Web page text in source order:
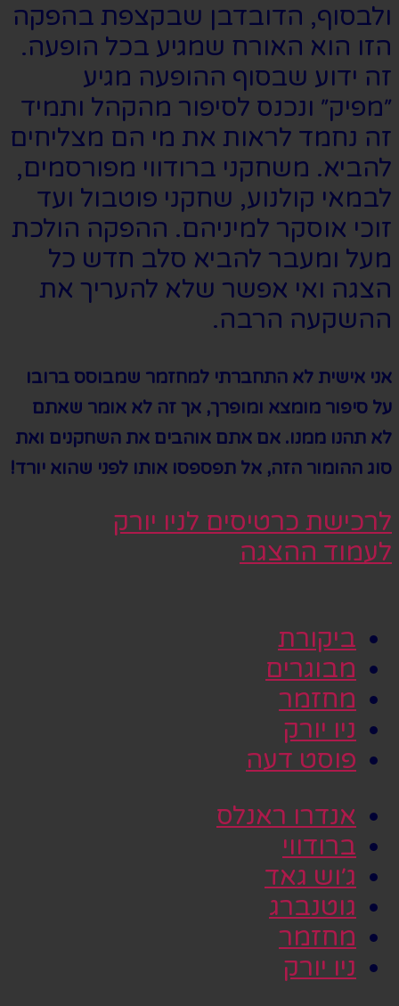
ולבסוף, הדובדבן שבקצפת בהפקה
הזו הוא האורח שמגיע בכל הופעה.
זה ידוע שבסוף ההופעה מגיע
״מפיק״ ונכנס לסיפור מהקהל ותמיד
זה נחמד לראות את מי הם מצליחים
להביא. משחקני ברודווי מפורסמים,
לבמאי קולנוע, שחקני פוטבול ועד
זוכי אוסקר למיניהם. ההפקה הולכת
מעל ומעבר להביא סלב חדש כל
הצגה ואי אפשר שלא להעריך את
ההשקעה הרבה.
אני אישית לא התחברתי למחזמר שמבוסס ברובו
על סיפור מומצא ומופרך, אך זה לא אומר שאתם
לא תהנו ממנו. אם אתם אוהבים את השחקנים ואת
סוג ההומור הזה, אל תפספסו אותו לפני שהוא יורד!
לרכישת כרטיסים לניו יורק
לעמוד ההצגה
ביקורת
מבוגרים
מחזמר
ניו יורק
פוסט דעה
אנדרו ראנלס
ברודווי
ג׳וש גאד
גוטנברג
מחזמר
ניו יורק